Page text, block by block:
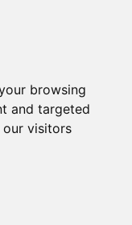
browsing
and targeted
visitors